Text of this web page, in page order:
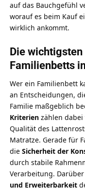
auf das Bauchgefühl
worauf es beim Kauf
wirklich ankommt.
Die
Familienbetts
Wer ein Familienbett
an Entscheidungen,
Familie maßgeblich
Kriterien zählen dabei
Qualität des
Matratze. Gerade für
die Sicherheit der
durch stabile
Verarbeitung.
und Erweiterbarkeit